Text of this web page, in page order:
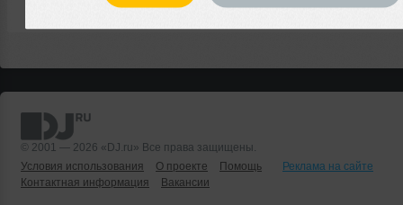
© 2001 — 2026 «DJ.ru» Все права защищены.
Условия использования
О проекте Помощь
Реклама на сайте
Контактная информация
Вакансии